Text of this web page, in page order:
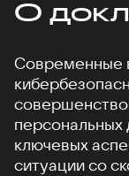
О
Современные
персональных
ключевых
ситуации со